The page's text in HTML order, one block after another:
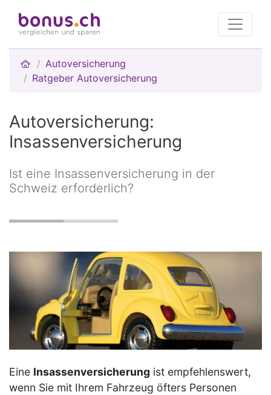
Autoversicherung
Ratgeber Autoversicherung
Autoversicherung:
Insassenversicherung
Ist eine Insassenversicherung in der
Schweiz erforderlich?
Eine Insassenversicherung ist empfehlenswert,
wenn Sie mit Ihrem Fahrzeug öfters Personen